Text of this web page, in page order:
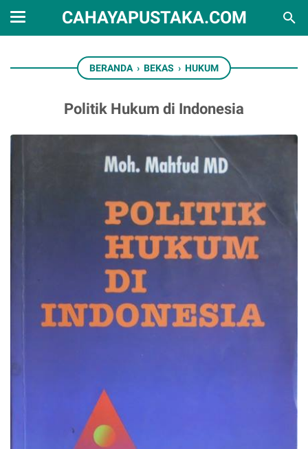
CAHAYAPUSTAKA.COM
BERANDA › BEKAS › HUKUM
Politik Hukum di Indonesia